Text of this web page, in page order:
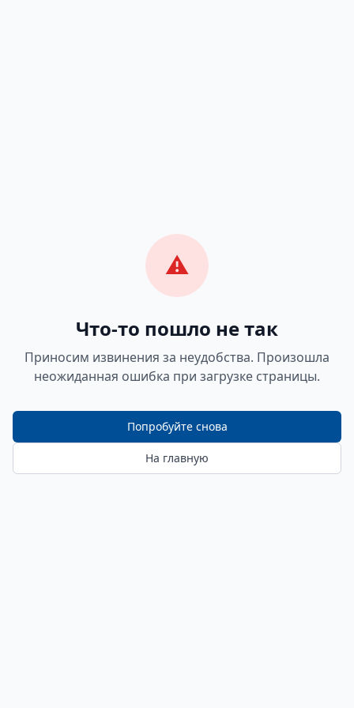
⚠️
Что-то пошло не так
Приносим извинения за неудобства. Произошла
неожиданная ошибка при загрузке страницы.
Попробуйте снова
На главную